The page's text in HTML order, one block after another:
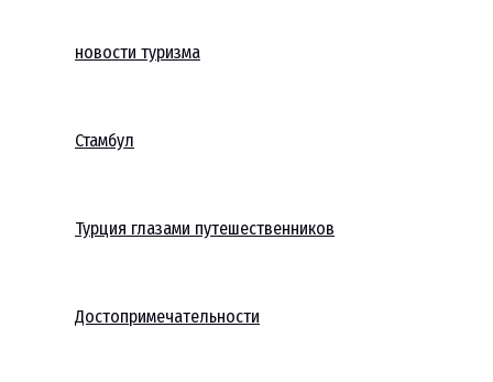
новости туризма
Стамбул
Турция глазами путешественников
Достопримечательности